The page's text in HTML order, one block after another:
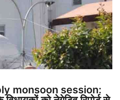
monsoon session: